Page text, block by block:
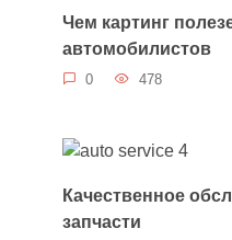
Чем картинг
автомобилистов
0 478
Качественное
запчасти